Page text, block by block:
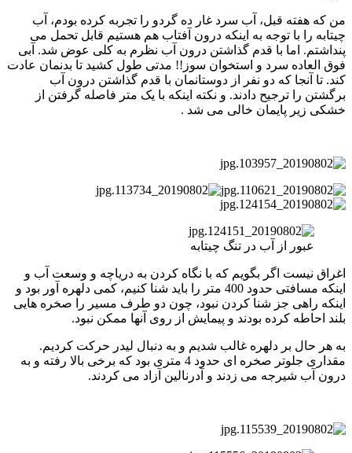
من که هفته قبل، آب سرد غار ده گردو را تجربه کرده بودم، آب
چیتابه را با توجه به اینکه درون آفتاب هم هستیم قابل تحمل می
پنداشتم. اما با قدم گذاشتن درون آب نظرم به کلی عوض شد. آبی
فوق العاده سرد و استخوان سوز!! مدتی طول کشید تا بدنمان عادت
کند. تا آنجا که دو نفر از دوستانمان با قدم گذاشتن درون آب
برگشتن را ترجیح دادند. و نکته اینکه با یک متر فاصله گرفتن از
خشکی زیر پایمان خالی می شد .
عبور از آب در تنگ چیتابه
اغراق نیست اگر بگویم که با نگاه کردن به دریاچه و وسعت آب و
اینکه مسافتی حدود 400 متر را باید شنا کنیم، کمی دلهره آور بود و
اینکه راهی جز شنا کردن نبود، چون دو طرف مسیر را صخره هایی
بلند احاطه کرده بودند و پیمایش از روی آنها ممکن نبود.
به هر حال بر دلهره غالب شدیم و به دنبال لیدر حرکت کردیم.
مقداری جلوتر صخره ای حدود 4 متری بود که برخی بالا رفته و به
درون آب شیرجه می زدند و آدرنالین آزاد می کردند.